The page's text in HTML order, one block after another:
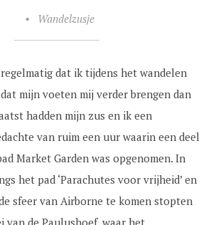
• Wandelzusje
dat ik tijdens het wandelen
mijn voeten mij verder brengen dan
hadden mijn zus en ik een
van ruim een uur waarin een deel
Market Garden was opgenomen. In
het pad ‘Parachutes voor vrijheid’ en
sfeer van Airborne te komen stopten
van de Paulushoef, waar het